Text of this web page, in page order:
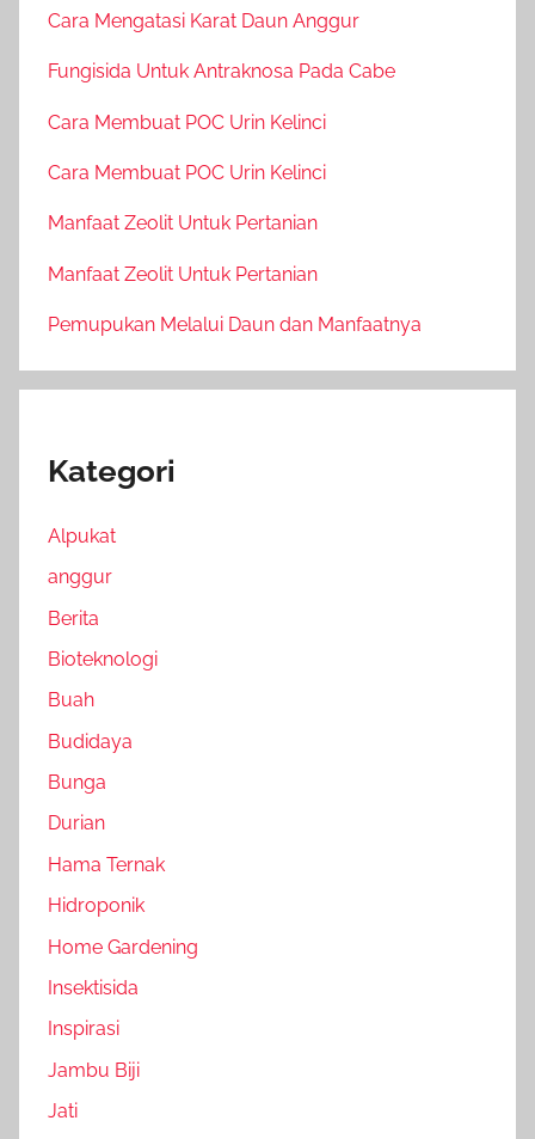
Cara Mengatasi Karat Daun Anggur
Fungisida Untuk Antraknosa Pada Cabe
Cara Membuat POC Urin Kelinci
Cara Membuat POC Urin Kelinci
Manfaat Zeolit Untuk Pertanian
Manfaat Zeolit Untuk Pertanian
Pemupukan Melalui Daun dan Manfaatnya
Kategori
Alpukat
anggur
Berita
Bioteknologi
Buah
Budidaya
Bunga
Durian
Hama Ternak
Hidroponik
Home Gardening
Insektisida
Inspirasi
Jambu Biji
Jati